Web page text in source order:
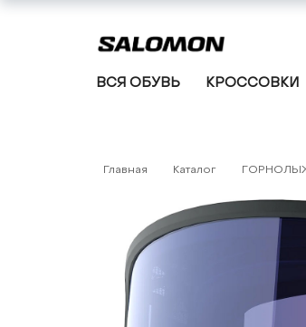
ВСЯ ОБУВЬ КРОССОВКИ
Главная Каталог